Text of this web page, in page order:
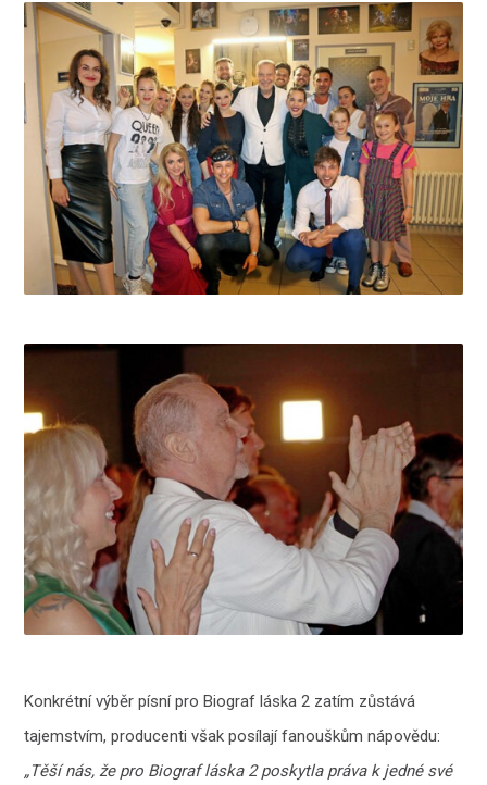
Konkrétní výběr písní pro Biograf láska 2 zatím zůstává
tajemstvím, producenti však posílají fanouškům nápovědu:
„Těší nás, že pro Biograf láska 2 poskytla práva k jedné své